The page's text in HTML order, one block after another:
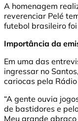
A homenagem
reverenciar Pelé
futebol brasileiro
Importância da
Em uma das
ingressar no
cariocas pela
“A gente ouvia
de bastidores e
Meu grande